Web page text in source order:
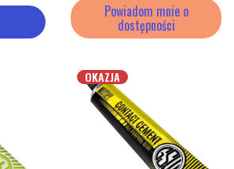
Powiadom mnie o
dostępności
OKAZJA